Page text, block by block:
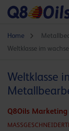
Home
Weltklasse im
Weltklasse
Q8Oils Marketing